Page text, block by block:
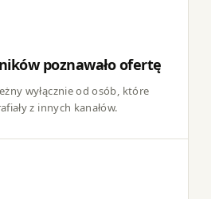
poznawało ofertę
wyłącznie od osób, które
z innych kanałów.